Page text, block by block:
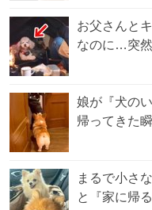
お父さんと
なのに…突
娘が『犬の
帰ってきた
まるで小さ
と『家に帰